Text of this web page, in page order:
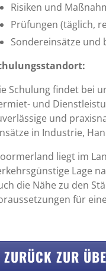
Risiken und
Prüfungen (täglich,
Sondereinsätze und
Schulung findet bei
und
und
in Industrie,
liegt im
Lage
die Nähe zu den
für
ZURÜCK ZUR